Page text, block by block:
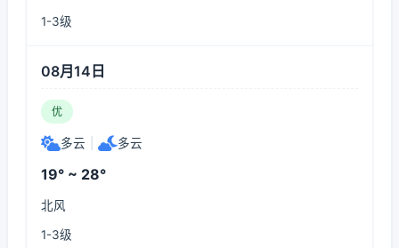
1-3级
08月14日
优
多云 多云
19° ~ 28°
北风
1-3级